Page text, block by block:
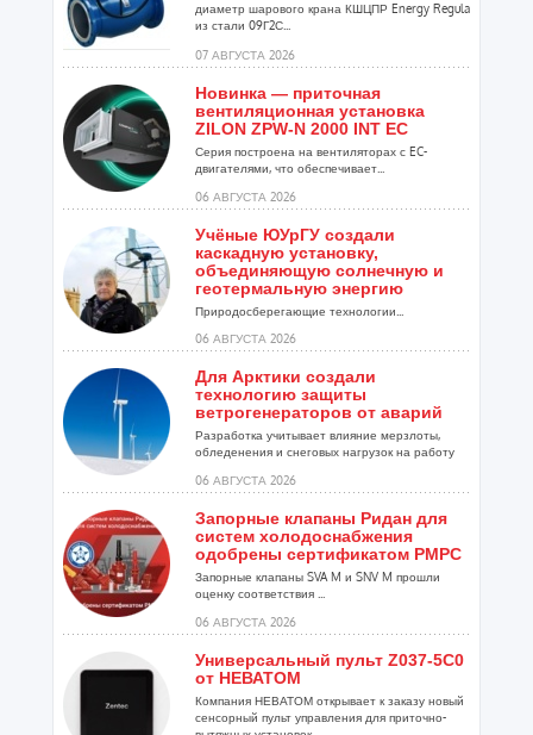
диаметр шарового крана КШЦПР Energy Regula
из стали 09Г2С...
07 АВГУСТА 2026
Новинка — приточная
вентиляционная установка
ZILON ZPW-N 2000 INT EC
Серия построена на вентиляторах с EC-
двигателями, что обеспечивает...
06 АВГУСТА 2026
Учёные ЮУрГУ создали
каскадную установку,
объединяющую солнечную и
геотермальную энергию
Природосберегающие технологии...
06 АВГУСТА 2026
Для Арктики создали
технологию защиты
ветрогенераторов от аварий
Разработка учитывает влияние мерзлоты,
обледенения и снеговых нагрузок на работу
06 АВГУСТА 2026
Запорные клапаны Ридан для
систем холодоснабжения
одобрены сертификатом РМРС
Запорные клапаны SVA M и SNV M прошли
оценку соответствия ...
06 АВГУСТА 2026
Универсальный пульт Z037-5C0
от НЕВАТОМ
Компания НЕВАТОМ открывает к заказу новый
сенсорный пульт управления для приточно-